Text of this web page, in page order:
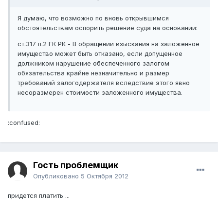
Я думаю, что возможно по вновь открывшимся
обстоятельствам оспорить решение суда на основании:
ст.317 п.2 ГК РК - В обращении взыскания на заложенное
имущество может быть отказано, если допущенное
должником нарушение обеспеченного залогом
обязательства крайне незначительно и размер
требований залогодержателя вследствие этого явно
несоразмерен стоимости заложенного имущества.
:confused:
Гость проблемщик
Опубликовано 5 Октября 2012
придется платить ...